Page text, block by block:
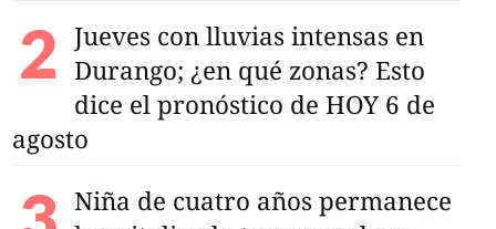
en
Las FuentesJueves con lluvias intensas en
Durango; ¿en qué zonas? Esto
dice el pronóstico de HOY 6 de
agosto
Niña de cuatro años permanece